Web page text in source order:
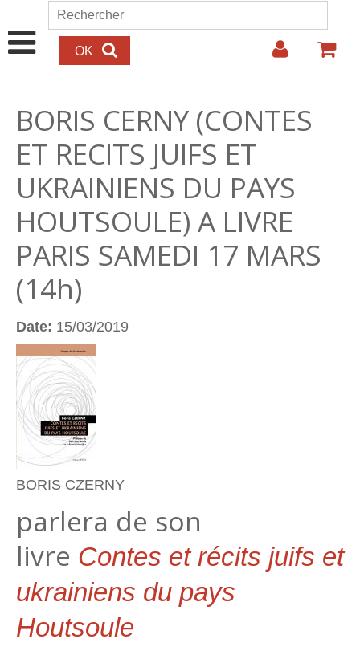
Aller au contenu principal
Formulaire de recherche
Rechercher
BORIS CERNY (CONTES
ET RECITS JUIFS ET
UKRAINIENS DU PAYS
HOUTSOULE) A LIVRE
PARIS SAMEDI 17 MARS
(14h)
Date: 15/03/2019
BORIS CZERNY
parlera de son
livre Contes et récits juifs et
ukrainiens du pays
Houtsoule